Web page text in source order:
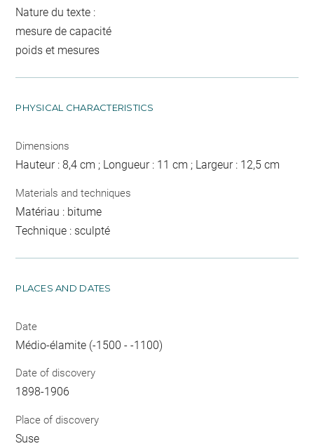
Nature du texte :
mesure de capacité
poids et mesures
PHYSICAL CHARACTERISTICS
Dimensions
Hauteur : 8,4 cm ; Longueur : 11 cm ; Largeur : 12,5 cm
Materials and techniques
Matériau : bitume
Technique : sculpté
PLACES AND DATES
Date
Médio-élamite (-1500 - -1100)
Date of discovery
1898-1906
Place of discovery
Suse